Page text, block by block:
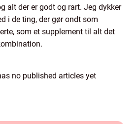
alt der er godt og rart. Jeg dykker
i de ting, der gør ondt som
som et supplement til alt det
no published articles yet